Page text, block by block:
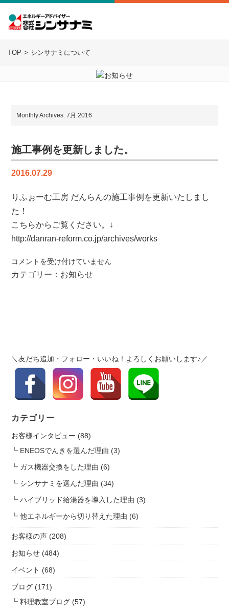
TOP シンサナミについて
Monthly Archives: 7月 2016
施工事例を更新しました。
2016.07.29
りふぉーむ工房 だんらんの施工事例を更新いたしまし
た！
こちらからご覧ください。↓
http://danran-reform.co.jp/archives/works
施
工
ま
し
コメントを受け付けていません
カテゴリー： お知らせ
＼友だち追加・フォロー・いいね！よろしくお願いします♪／
カテゴリー
お客様インタビュー (88)
ENEOSでんきを選んだ理由 (3)
ガス機器交換をした理由 (6)
シンサナミを選んだ理由 (34)
ハイブリッド給湯器を導入した理由 (3)
他エネルギーから切り替えた理由 (6)
お客様の声 (208)
お知らせ (484)
イベント (68)
ブログ (171)
料理教室ブログ (57)